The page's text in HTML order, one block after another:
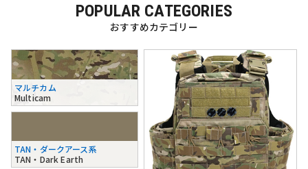
POPULAR CATEGORIES
おすすめカテゴリー
マルチカム
Multicam
TAN・ダークアース系
TAN・Dark Earth